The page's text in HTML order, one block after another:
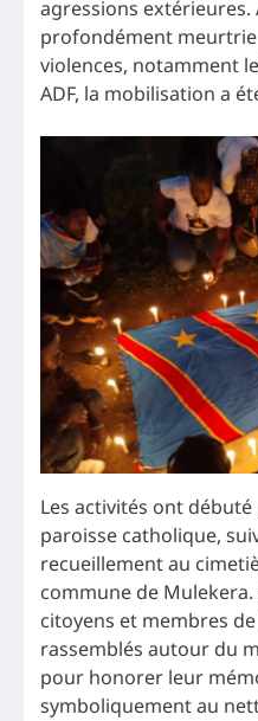
agressions extérieures.
profondément
violences, notamment
ADF, la mobilisation a
Les activités ont
paroisse catholique,
recueillement au
commune de
citoyens et membres
rassemblés autour du
pour honorer leur
symboliquement au